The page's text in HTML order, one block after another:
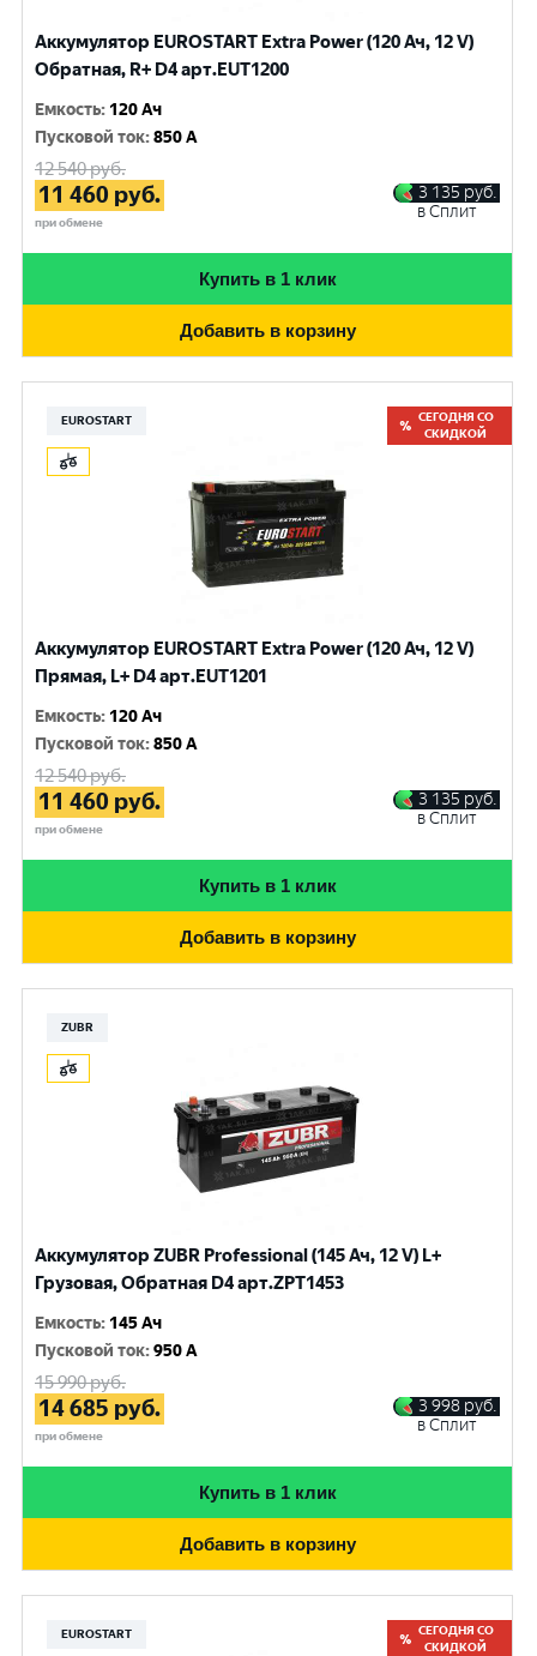
Аккумулятор EUROSTART Extra Power (120 Ач, 12 V)
Обратная, R+ D4 арт.EUT1200
Емкость: 120 Ач
Пусковой ток:850 A
12 540руб.
11 460 руб.
при обмене
3 135 руб.
в Сплит
Купить в 1 клик
Добавить в корзину
EUROSTART
СЕГОДНЯ СО
СКИДКОЙ
Аккумулятор EUROSTART Extra Power (120 Ач, 12 V)
Прямая, L+ D4 арт.EUT1201
Емкость: 120 Ач
Пусковой ток:850 A
12 540руб.
11 460 руб.
при обмене
3 135 руб.
в Сплит
Купить в 1 клик
Добавить в корзину
ZUBR
Аккумулятор ZUBR Professional (145 Ач, 12 V) L+
Грузовая, Обратная D4 арт.ZPT1453
Емкость: 145 Ач
Пусковой ток:950 A
15 990руб.
14 685 руб.
при обмене
3 998 руб.
в Сплит
Купить в 1 клик
Добавить в корзину
EUROSTART
СЕГОДНЯ СО
СКИДКОЙ